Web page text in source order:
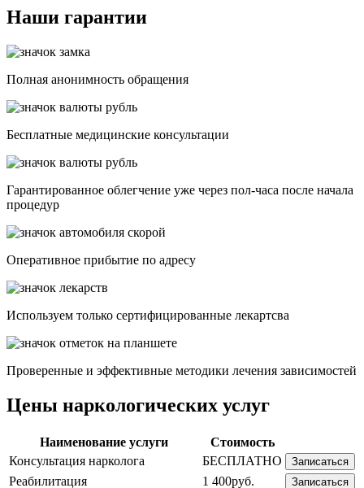
Наши гарантии
Полная анонимность обращения
Бесплатные медицинские консультации
Гарантированное облегчение уже через пол-часа после начала
процедур
Опеpативное прибытие по адресу
Используем только сертифицированные лекартсва
Проверенные и эффективные методики лечения зависимостей
Цены наркологических услуг
Наименование услуги
Стоимость
Консультация нарколога
БЕСПЛАТНО Записаться
Реабилитация 1 400руб. Записаться